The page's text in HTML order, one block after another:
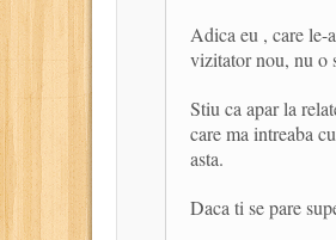
Adica eu , care le-
vizitator nou, nu o
Stiu ca apar la
care ma intreaba
asta.
Daca ti se pare